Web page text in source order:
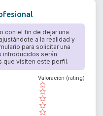
con el fin de dejar una
a la realidad y
para solicitar una
introducidos serán
que visiten este perfil.
( )
( )
( )
( )
( )
Valoración (rating)